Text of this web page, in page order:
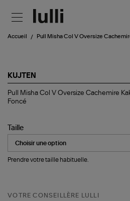
Accueil Pull Misha Col V Oversize
KUJTEN
Pull
Misha
Oversize
Cachemire
Kaki
Foncé
Pull Misha Col V Oversize Cachemire
Foncé
Taille
Prendre votre taille habituelle.
VOTRE CONSEILLÈRE LULLI